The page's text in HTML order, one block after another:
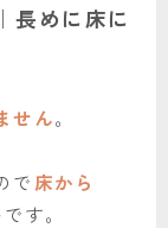
長めに床に
せん。
で 床から
す。